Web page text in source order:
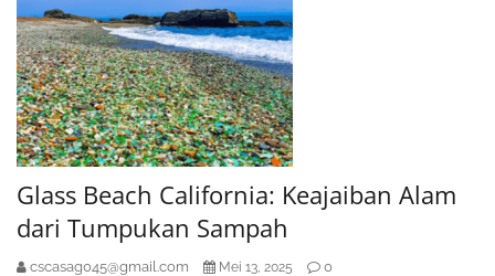
Glass Beach California: Keajaiban Alam
dari Tumpukan Sampah
cscasag045@gmail.com Mei 13, 2025 0